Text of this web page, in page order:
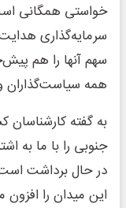
خواستی همگانی
سرمایه‌گذاری
سهم آنها را هم
همه سیاست‌گذاران
به گفته
جنوبی را با ما به
در حال برداشت
این میدان را